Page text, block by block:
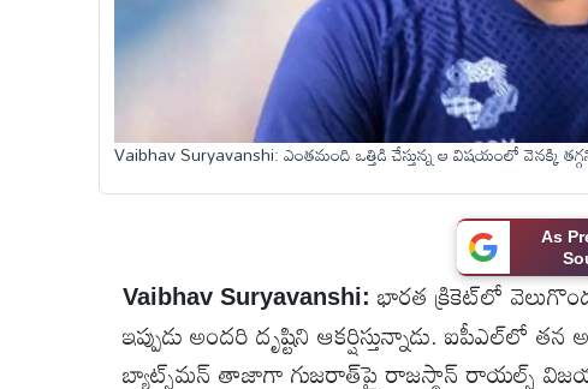
Vaibhav Suryavanshi: ఎంతమంది ఒత్తిడి చేస్తున్న ఆ విషయంలో వెనక్కి
As
Vaibhav Suryavanshi: భారత క్రికెట్‌లో
ఇప్పుడు అందరి దృష్టిని ఆకర్షిస్తున్నాడు. ఐపీఎల్‌లో
బ్యాట్స్‌మన్ తాజాగా గుజరాత్‌పై రాజస్థాన్ రాయల్స్